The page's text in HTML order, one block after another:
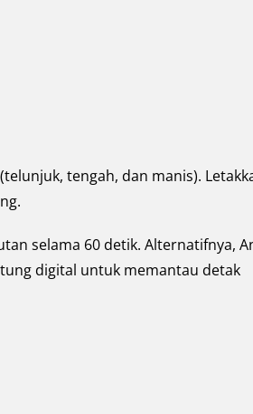
tengah, dan manis).
selama 60 detik. Alternatifnya,
digital untuk memantau detak